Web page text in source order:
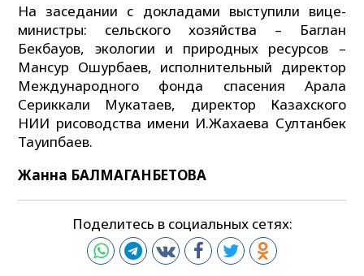
На заседании с докладами выступили вице-
министры: сельского хозяйства – Баглан
Бекбауов, экологии и природных ресурсов –
Мансур Ошурбаев, исполнительный директор
Международного фонда спасения Арала
Сериккали Мукатаев, директор Казахского
НИИ рисоводства имени И.Жахаева Султанбек
Тауипбаев.
Жанна БАЛМАГАНБЕТОВА
Поделитесь в социальных сетях: